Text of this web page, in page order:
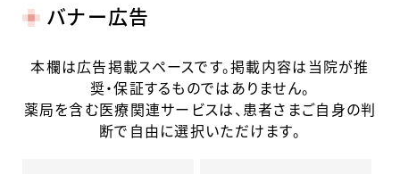
バナー広告
本欄は広告掲載スペースです。掲載内容は当院が推
奨・保証するものではありません。
薬局を含む医療関連サービスは、患者さまご自身の判
断で自由に選択いただけます。